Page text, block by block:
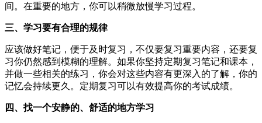
间。在重要的地方，你可以稍微放慢学习过程。
三、学习要有合理的规律
应该做好笔记，便于及时复习，不仅要复习重要内容，还要复
习你仍然感到模糊的理解。如果你坚持定期复习笔记和课本，
并做一些相关的练习，你会对这些内容有更深入的了解，你的
记忆会持续更久。定期复习可以有效提高你的考试成绩。
四、找一个安静的、舒适的地方学习